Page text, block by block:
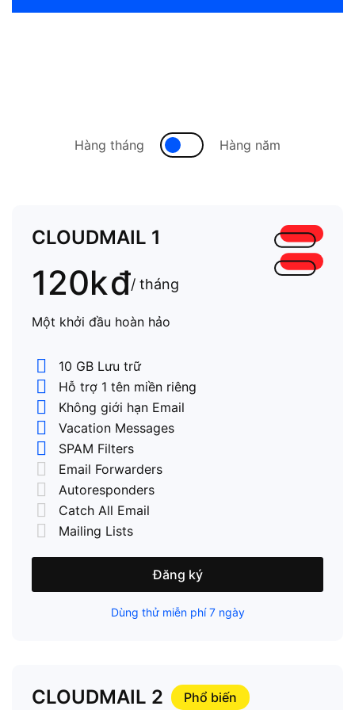
Hàng tháng Hàng năm
CLOUDMAIL 1
120kđ/ tháng
Một khởi đầu hoàn hảo
10 GB Lưu trữ
Hỗ trợ 1 tên miền riêng
Không giới hạn Email
Vacation Messages
SPAM Filters
Email Forwarders
Autoresponders
Catch All Email
Mailing Lists
Đăng ký
Dùng thử miễn phí 7 ngày
CLOUDMAIL 2 Phổ biến